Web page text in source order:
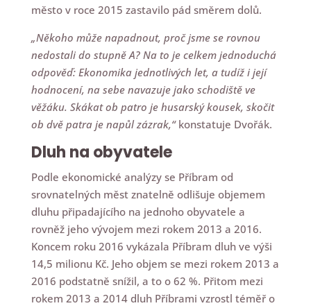
město v roce 2015 zastavilo pád směrem dolů.
„Někoho může napadnout, proč jsme se rovnou
nedostali do stupně A? Na to je celkem jednoduchá
odpověď: Ekonomika jednotlivých let, a tudíž i její
hodnocení, na sebe navazuje jako schodiště ve
věžáku. Skákat ob patro je husarský kousek, skočit
ob dvě patra je napůl zázrak,“konstatuje Dvořák.
Dluh na obyvatele
Podle ekonomické analýzy se Příbram od
srovnatelných měst znatelně odlišuje objemem
dluhu připadajícího na jednoho obyvatele a
rovněž jeho vývojem mezi rokem 2013 a 2016.
Koncem roku 2016 vykázala Příbram dluh ve výši
14,5 milionu Kč. Jeho objem se mezi rokem 2013 a
2016 podstatně snížil, a to o 62 %. Přitom mezi
rokem 2013 a 2014 dluh Příbrami vzrostl téměř o